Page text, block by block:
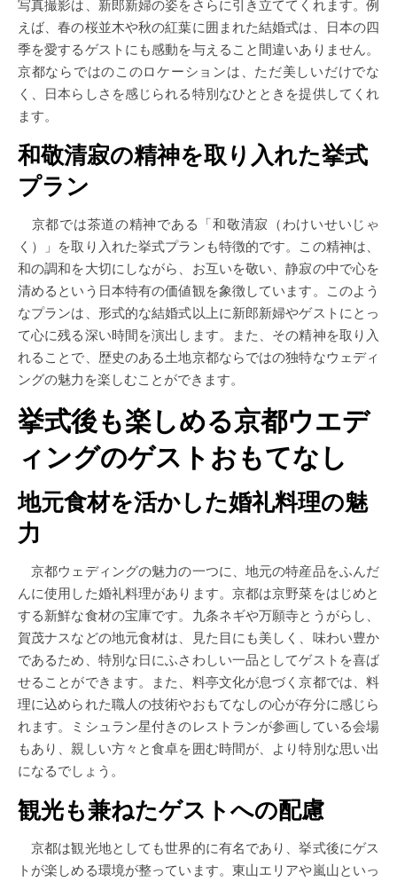
写真撮影は、新郎新婦の姿をさらに引き立ててくれます。例
えば、春の桜並木や秋の紅葉に囲まれた結婚式は、日本の四
季を愛するゲストにも感動を与えること間違いありません。
京都ならではのこのロケーションは、ただ美しいだけでな
く、日本らしさを感じられる特別なひとときを提供してくれ
ます。
和敬清寂の精神を取り入れた挙式
プラン
京都では茶道の精神である「和敬清寂（わけいせいじゃ
く）」を取り入れた挙式プランも特徴的です。この精神は、
和の調和を大切にしながら、お互いを敬い、静寂の中で心を
清めるという日本特有の価値観を象徴しています。このよう
なプランは、形式的な結婚式以上に新郎新婦やゲストにとっ
て心に残る深い時間を演出します。また、その精神を取り入
れることで、歴史のある土地京都ならではの独特なウェディ
ングの魅力を楽しむことができます。
挙式後も楽しめる京都ウエデ
ィングのゲストおもてなし
地元食材を活かした婚礼料理の魅
力
京都ウェディングの魅力の一つに、地元の特産品をふんだ
んに使用した婚礼料理があります。京都は京野菜をはじめと
する新鮮な食材の宝庫です。九条ネギや万願寺とうがらし、
賀茂ナスなどの地元食材は、見た目にも美しく、味わい豊か
であるため、特別な日にふさわしい一品としてゲストを喜ば
せることができます。また、料亭文化が息づく京都では、料
理に込められた職人の技術やおもてなしの心が存分に感じら
れます。ミシュラン星付きのレストランが参画している会場
もあり、親しい方々と食卓を囲む時間が、より特別な思い出
になるでしょう。
観光も兼ねたゲストへの配慮
京都は観光地としても世界的に有名であり、挙式後にゲス
トが楽しめる環境が整っています。東山エリアや嵐山といっ